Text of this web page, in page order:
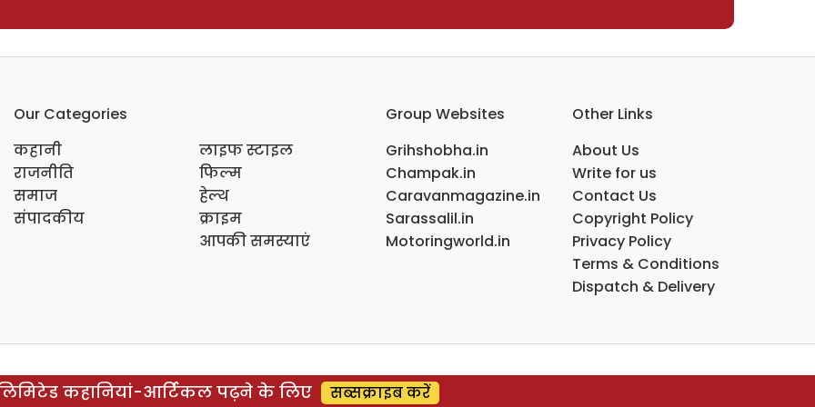
Our Categories
कहानी
राजनीति
समाज
संपादकीय
लाइफ स्टाइल
फिल्म
हेल्थ
क्राइम
आपकी समस्याएं
Group Websites
Grihshobha.in
Champak.in
Caravanmagazine.in
Sarassalil.in
Motoringworld.in
Other Links
About Us
Write for us
Contact Us
Copyright Policy
Privacy Policy
Terms & Conditions
Dispatch & Delivery
कहानियां-आर्टिकल पढ़ने के लिए सब्सक्राइब करें